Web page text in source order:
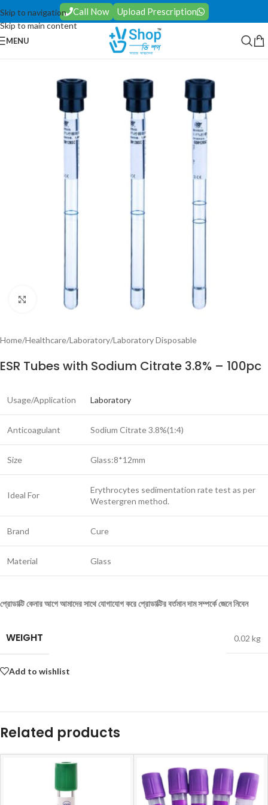
Skip to navigation
Skip to main content
Call Now Upload Prescription
MENU
Click to enlarge
Home/Healthcare/Laboratory/Laboratory Disposable
ESR Tubes with Sodium Citrate 3.8% – 100pc
Usage/Application Laboratory
Anticoagulant Sodium Citrate 3.8%(1:4)
Size Glass:8*12mm
Ideal For
Erythrocytes sedimentation rate test as per
Westergren method.
Brand Cure
Material Glass
প্রোডাক্টি কেনার আগে আমাদের সাথে যোগাযোগ করে প্রোডাক্টির বর্তমান দাম সম্পর্কে জেনে নিবেন
WEIGHT 0.02 kg
Add to wishlist
Related products